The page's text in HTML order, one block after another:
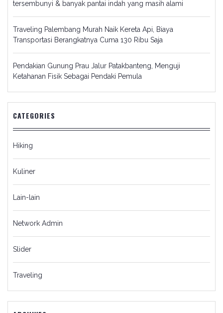
tersembunyi & banyak pantai indah yang masih alami
Traveling Palembang Murah Naik Kereta Api, Biaya
Transportasi Berangkatnya Cuma 130 Ribu Saja
Pendakian Gunung Prau Jalur Patakbanteng, Menguji
Ketahanan Fisik Sebagai Pendaki Pemula
CATEGORIES
Hiking
Kuliner
Lain-lain
Network Admin
Slider
Traveling